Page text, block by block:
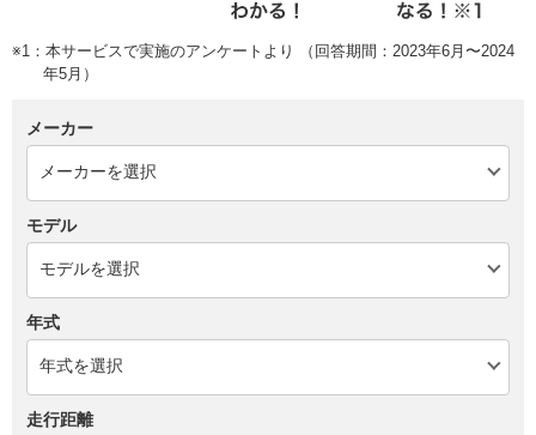
※1：本サービスで実施のアンケートより （回答期間：2023年6月〜2024
年5月）
メーカー
モデル
年式
走行距離